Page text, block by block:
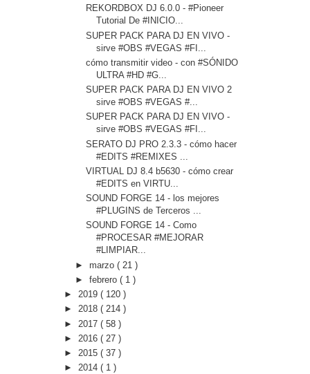
REKORDBOX DJ 6.0.0 - #Pioneer
Tutorial De #INICIO...
SUPER PACK PARA DJ EN VIVO -
sirve #OBS #VEGAS #FI...
cómo transmitir video - con #SÓNIDO
ULTRA #HD #G...
SUPER PACK PARA DJ EN VIVO 2
sirve #OBS #VEGAS #...
SUPER PACK PARA DJ EN VIVO -
sirve #OBS #VEGAS #FI...
SERATO DJ PRO 2.3.3 - cómo hacer
#EDITS #REMIXES ...
VIRTUAL DJ 8.4 b5630 - cómo crear
#EDITS en VIRTU...
SOUND FORGE 14 - los mejores
#PLUGINS de Terceros ...
SOUND FORGE 14 - Como
#PROCESAR #MEJORAR
#LIMPIAR...
► marzo ( 21 )
► febrero ( 1 )
► 2019 ( 120 )
► 2018 ( 214 )
► 2017 ( 58 )
► 2016 ( 27 )
► 2015 ( 37 )
► 2014 ( 1 )